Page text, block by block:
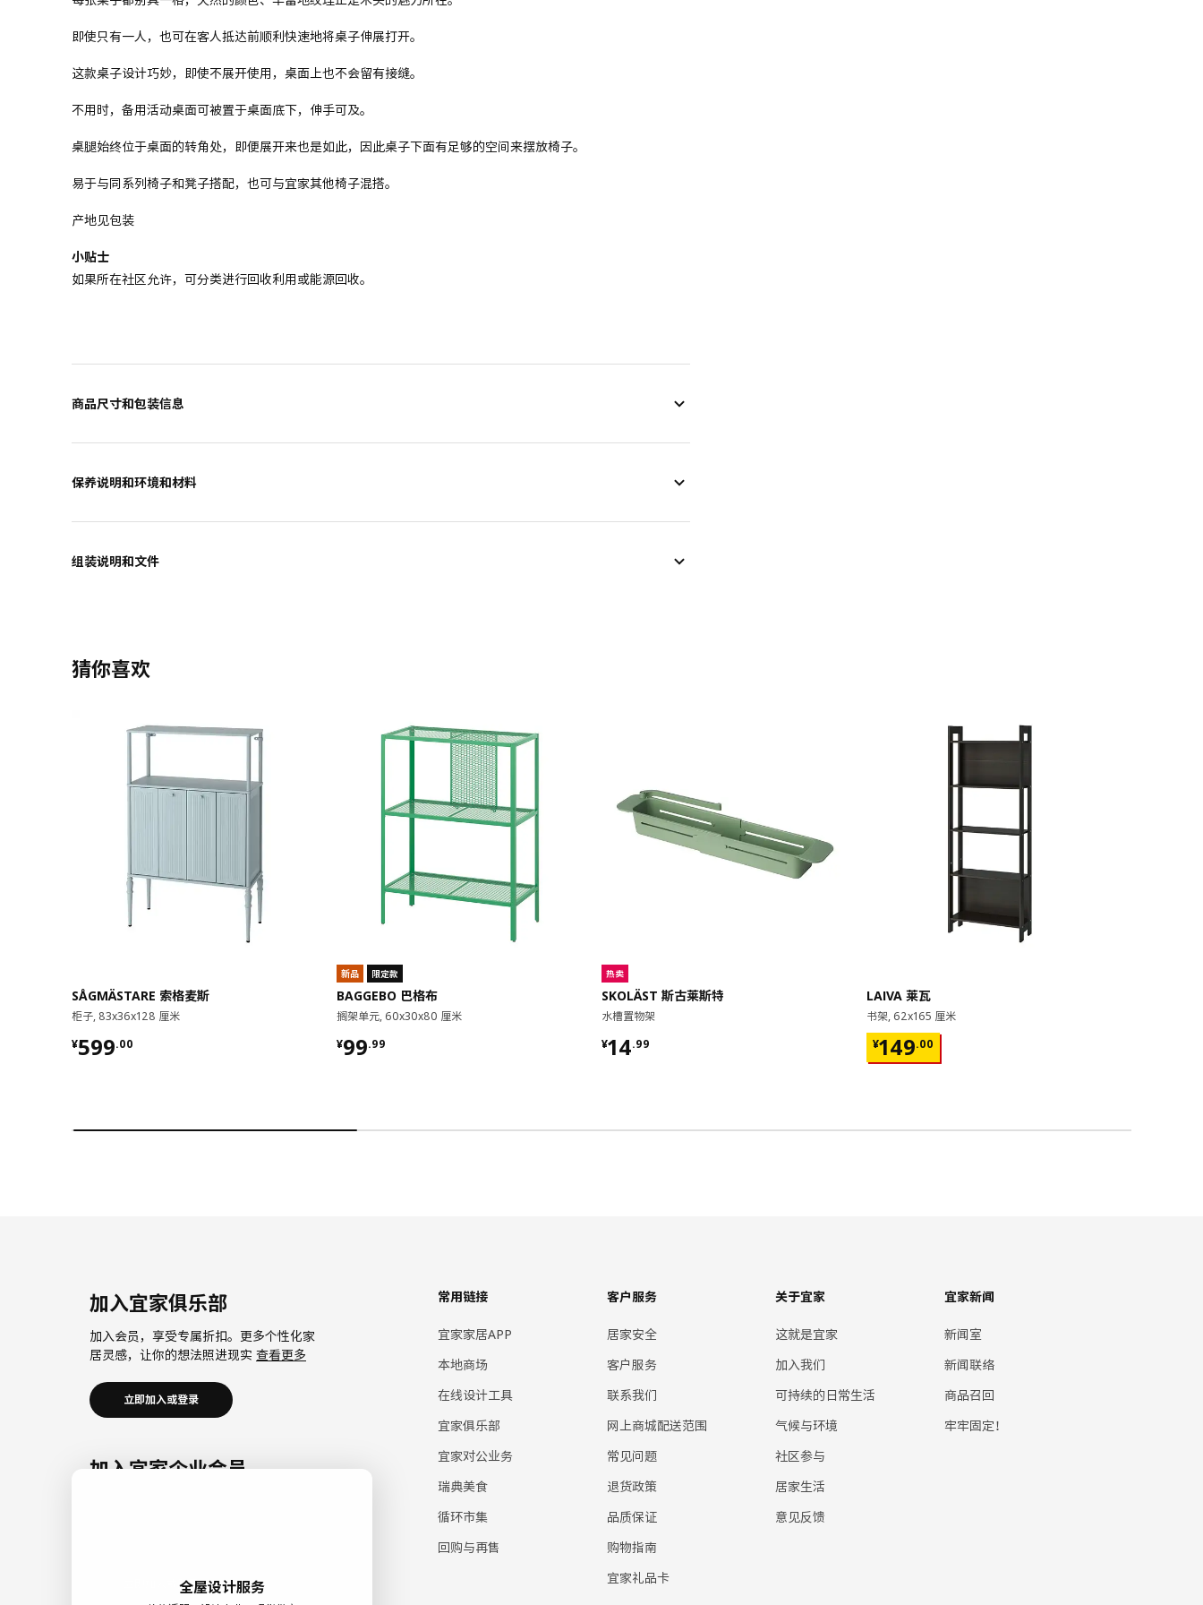
即使只有一人，也可在客人抵达前顺利快速地将桌子伸展打开。
这款桌子设计巧妙，即使不展开使用，桌面上也不会留有接缝。
不用时，备用活动桌面可被置于桌面底下，伸手可及。
桌腿始终位于桌面的转角处，即便展开来也是如此，因此桌子下面有足够的空间来摆放椅子。
易于与同系列椅子和凳子搭配，也可与宜家其他椅子混搭。
产地见包装
小贴士
如果所在社区允许，可分类进行回收利用或能源回收。
商品尺寸和包装信息
保养说明和环境和材料
组装说明和文件
猜你喜欢
SÅGMÄSTARE 索格麦斯
柜子, 83x36x128 厘米
¥599.00
¥ 599.00
新品 限定款
BAGGEBO 巴格布
搁架单元, 60x30x80 厘米
¥99.99
¥ 99.99
热卖
SKOLÄST 斯古莱斯特
水槽置物架
¥14.99
¥ 14.99
LAIVA 莱瓦
书架, 62x165 厘米
¥149.00
¥ 149.00
加入宜家俱乐部
加入会员，享受专属折扣。更多个性化家
居灵感，让你的想法照进现实 查看更多
立即加入或登录
加入宜家企业会员
立即加入或登录
常用链接
宜家家居APP
本地商场
在线设计工具
宜家俱乐部
宜家对公业务
瑞典美食
循环市集
回购与再售
客户服务
居家安全
客户服务
联系我们
网上商城配送范围
常见问题
退货政策
品质保证
购物指南
宜家礼品卡
关于宜家
这就是宜家
加入我们
可持续的日常生活
气候与环境
社区参与
居家生活
意见反馈
宜家新闻
新闻室
新闻联络
商品召回
牢牢固定！
全屋设计服务